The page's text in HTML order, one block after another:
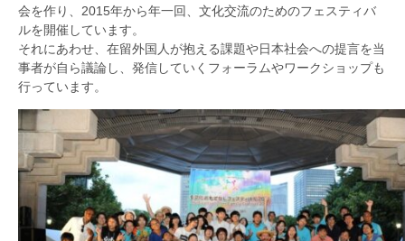
会を作り、2015年から年一回、文化交流のためのフェスティバ
ルを開催しています。
それにあわせ、在留外国人が抱える課題や日本社会への提言を当
事者が自ら議論し、発信していくフォーラムやワークショップも
行っています。